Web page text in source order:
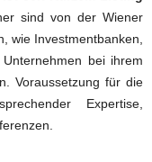
sind von der Wiener
wie Investmentbanken,
bei ihrem
Voraussetzung für die
Expertise,